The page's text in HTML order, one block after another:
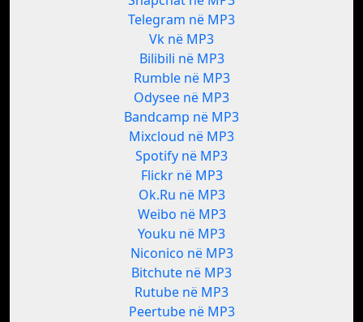
Telegram në MP3
Vk në MP3
Bilibili në MP3
Rumble në MP3
Odysee në MP3
Bandcamp në MP3
Mixcloud në MP3
Spotify në MP3
Flickr në MP3
Ok.Ru në MP3
Weibo në MP3
Youku në MP3
Niconico në MP3
Bitchute në MP3
Rutube në MP3
Peertube në MP3